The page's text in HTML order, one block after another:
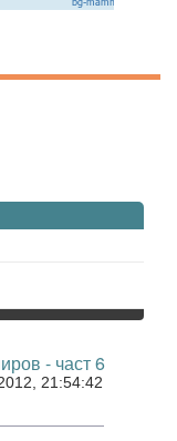
- част 6
21:54:42